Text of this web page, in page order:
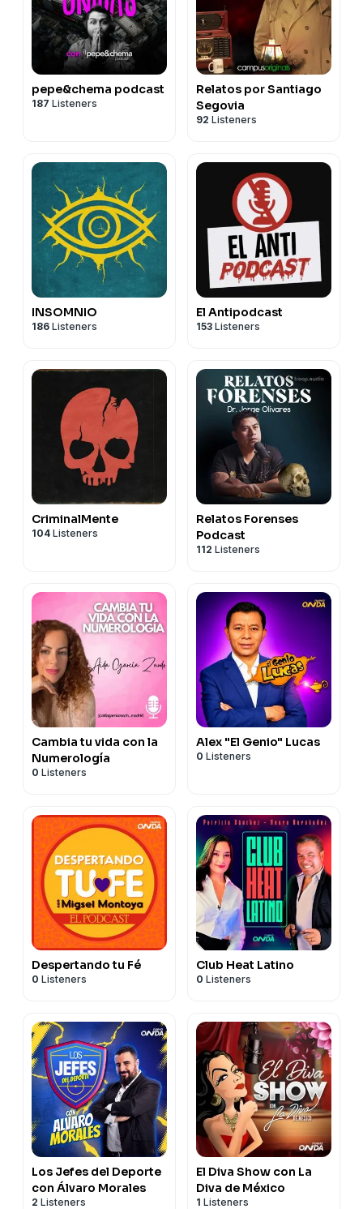
pepe&chema podcast
187 Listeners
Relatos por Santiago
Segovia
92 Listeners
INSOMNIO
186 Listeners
El Antipodcast
153 Listeners
CriminalMente
104 Listeners
Relatos Forenses
Podcast
112 Listeners
Cambia tu vida con la
Numerología
0 Listeners
Alex "El Genio" Lucas
0 Listeners
Despertando tu Fé
0 Listeners
Club Heat Latino
0 Listeners
Los Jefes del Deporte
con Álvaro Morales
2 Listeners
El Diva Show con La
Diva de México
1 Listeners